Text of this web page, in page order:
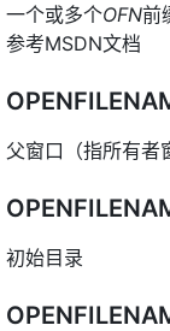
一个或多个OFN前
参考MSDN文档
父窗口（指所有者
初始目录